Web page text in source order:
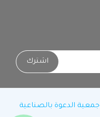
اشترك
جمعية الدعوة بالصناعية